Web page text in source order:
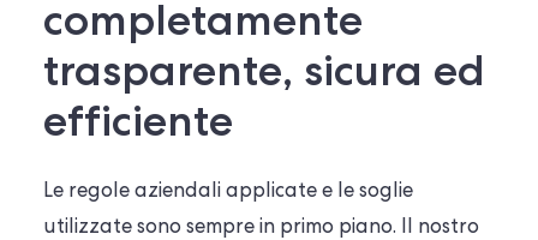
completamente
trasparente, sicura ed
efficiente
Le regole aziendali applicate e le soglie
utilizzate sono sempre in primo piano. Il nostro